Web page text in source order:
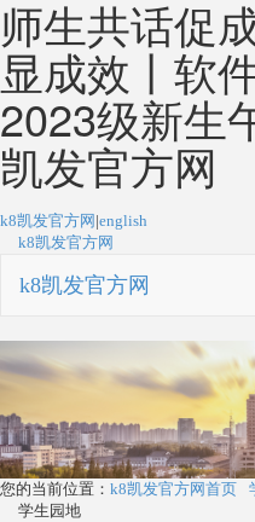
师生共话促
显成效丨软
2023级新生
凯发官方网
k8凯发官方网 |english
k8凯发官方网
k8凯发官方网
您的当前位置： k8凯发官方网首页
学生园地